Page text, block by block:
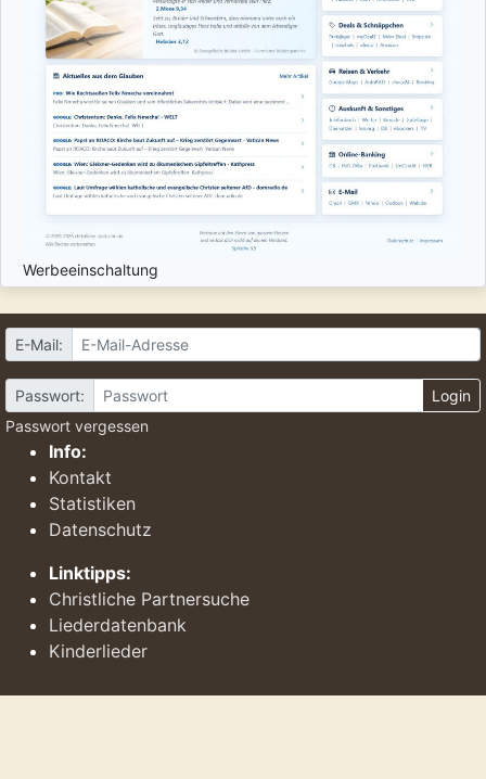
Werbeeinschaltung
E-Mail:
Passwort:
Login
Passwort vergessen
Info:
Kontakt
Statistiken
Datenschutz
Linktipps:
Christliche Partnersuche
Liederdatenbank
Kinderlieder